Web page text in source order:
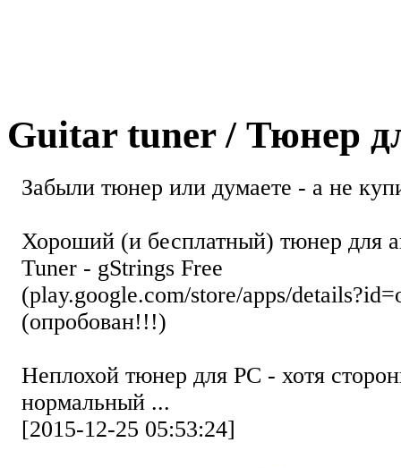
Guitar tuner / Тюнер
Забыли тюнер или думаете - а не
Хороший (и бесплатный) тюнер для
Tuner - gStrings Free
(play.google.com/store/apps/
(опробован!!!)
Неплохой тюнер для РС - хотя
нормальный ...
[2015-12-25 05:53:24]